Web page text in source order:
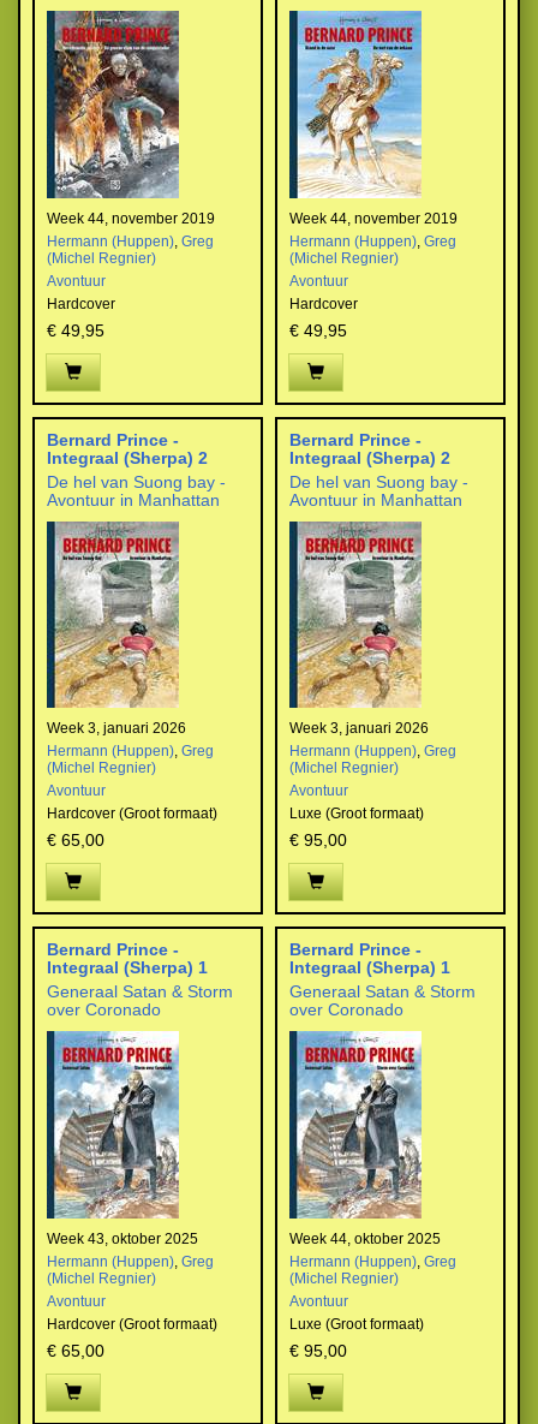
Week 44, november 2019
Hermann (Huppen), Greg
(Michel Regnier)
Avontuur
Hardcover
€ 49,95
Week 44, november 2019
Hermann (Huppen), Greg
(Michel Regnier)
Avontuur
Hardcover
€ 49,95
Bernard Prince -
Integraal (Sherpa) 2
De hel van Suong bay -
Avontuur in Manhattan
Week 3, januari 2026
Hermann (Huppen), Greg
(Michel Regnier)
Avontuur
Hardcover (Groot formaat)
€ 65,00
Bernard Prince -
Integraal (Sherpa) 2
De hel van Suong bay -
Avontuur in Manhattan
Week 3, januari 2026
Hermann (Huppen), Greg
(Michel Regnier)
Avontuur
Luxe (Groot formaat)
€ 95,00
Bernard Prince -
Integraal (Sherpa) 1
Generaal Satan & Storm
over Coronado
Week 43, oktober 2025
Hermann (Huppen), Greg
(Michel Regnier)
Avontuur
Hardcover (Groot formaat)
€ 65,00
Bernard Prince -
Integraal (Sherpa) 1
Generaal Satan & Storm
over Coronado
Week 44, oktober 2025
Hermann (Huppen), Greg
(Michel Regnier)
Avontuur
Luxe (Groot formaat)
€ 95,00